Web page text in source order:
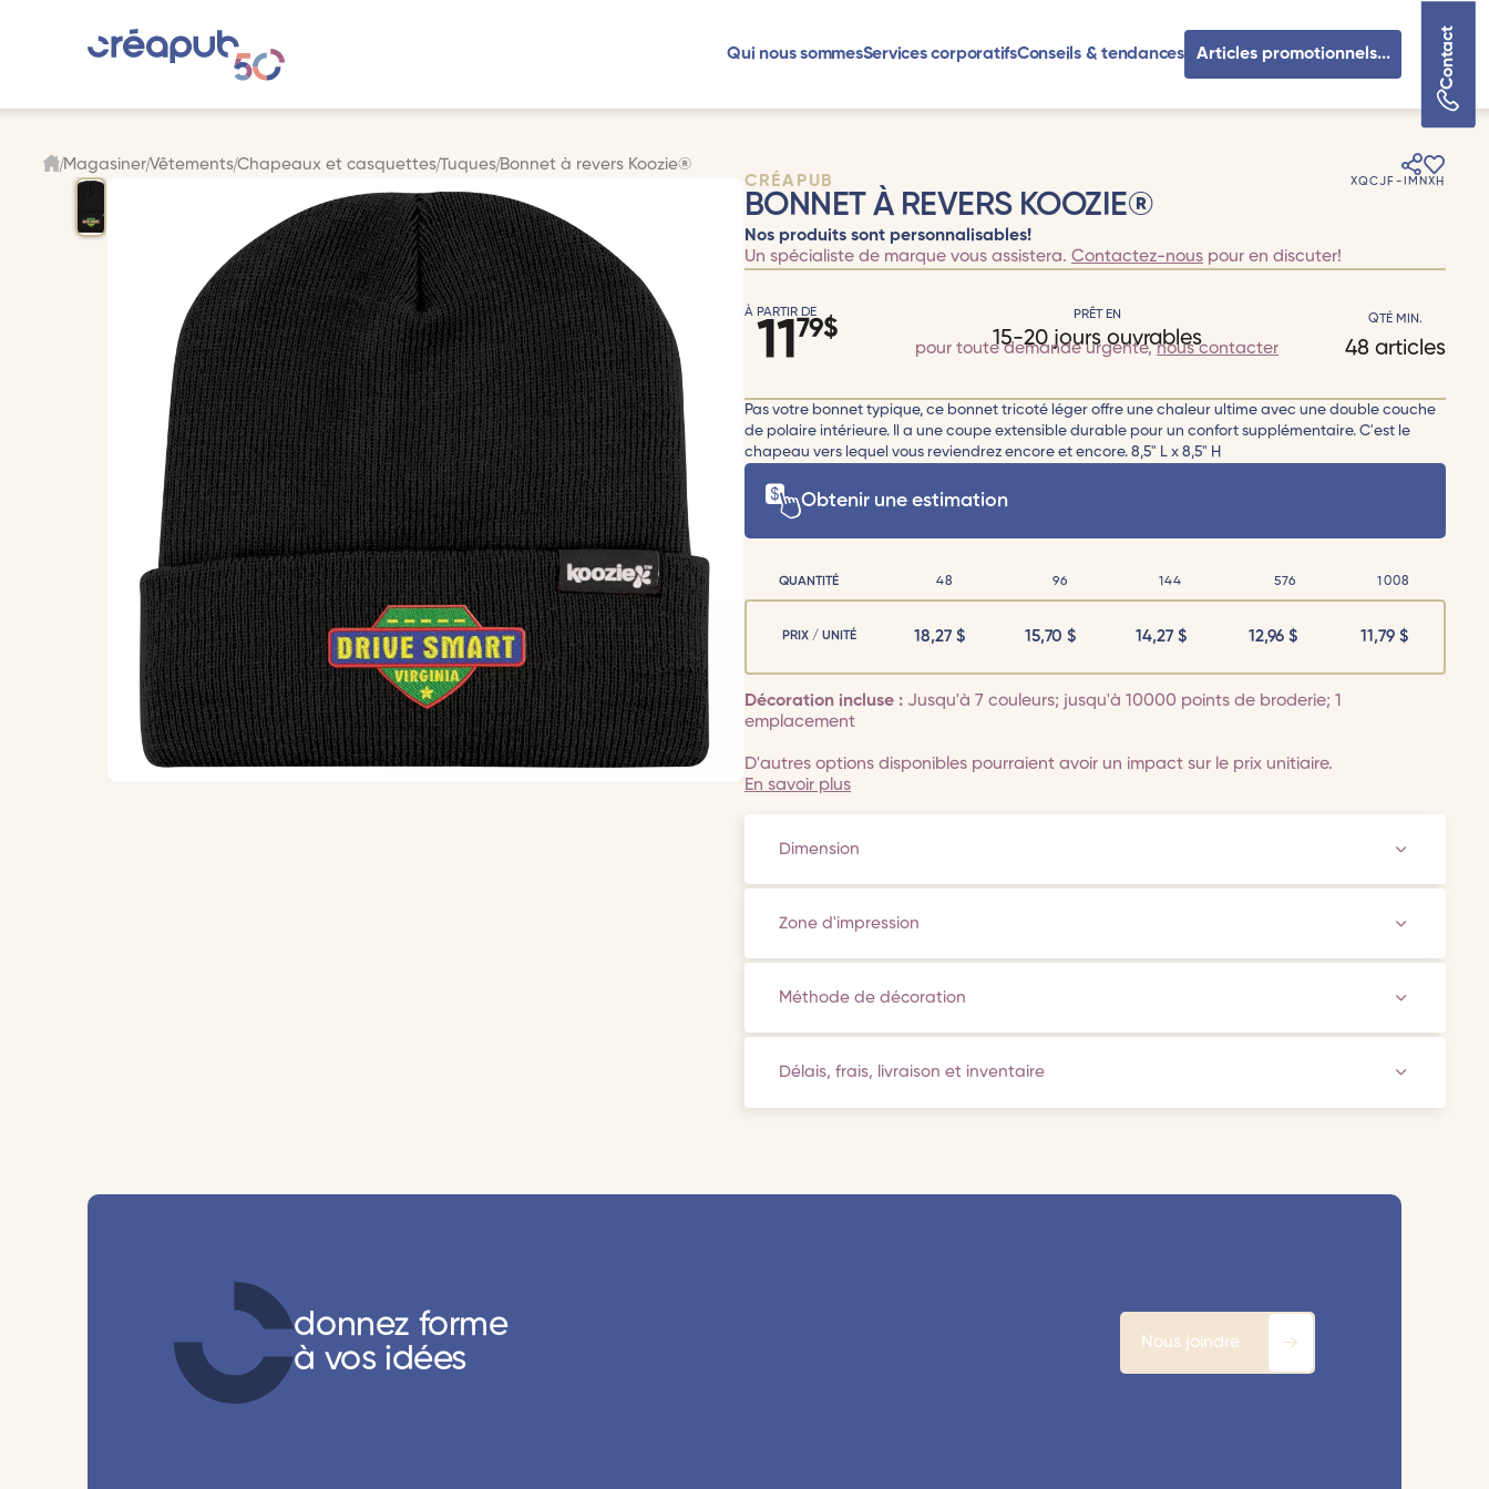
Qui nous sommesServices corporatifsConseils & tendances Contact
Articles promotionnels...
Magasiner Vêtements Chapeaux et casquettes Tuques Bonnet à revers Koozie®
CRÉAPUB XQCJF-IMNXH
BONNET À REVERS KOOZIE®
Nos produits sont personnalisables!
Un spécialiste de marque vous assistera. Contactez-nous pour en discuter!
À PARTIR DE
11 79$
PRÊT EN
15-20 jours ouvrables
pour toute demande urgente,nous contacter
QTÉ MIN.
48 articles
Pas votre bonnet typique, ce bonnet tricoté léger offre une chaleur ultime avec une double couche
de polaire intérieure. Il a une coupe extensible durable pour un confort supplémentaire. C'est le
chapeau vers lequel vous reviendrez encore et encore. 8,5" L x 8,5" H
Obtenir une estimation
QUANTITÉ 48 96 144 576 1008
PRIX / UNITÉ 18,27 $ 15,70 $ 14,27 $ 12,96 $ 11,79 $
Décoration incluse : Jusqu'à 7 couleurs; jusqu'à 10000 points de broderie; 1
emplacement
D'autres options disponibles pourraient avoir un impact sur le prix unitiaire.
En savoir plus
Dimension
Zone d'impression
Méthode de décoration
Délais, frais, livraison et inventaire
donnez forme
à vos idées
Nous joindre